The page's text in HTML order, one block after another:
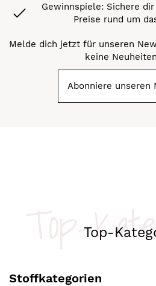
Gewinnspiele: Sichere
Preise rund um
Melde dich jetzt für unseren
keine
Abonniere unseren
Top-
Top-
Stoffkategorien